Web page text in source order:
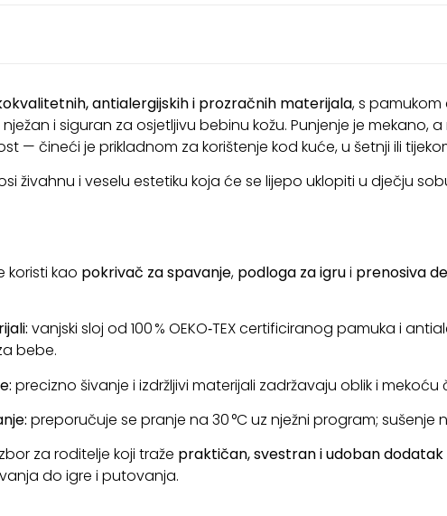
antialergijskih i prozračnih materijala, s
nježan i siguran za osjetljivu bebinu kožu. Punjenje je mekano,
— čineći je prikladnom za korištenje kod kuće, u šetnji ili
živahnu i veselu estetiku koja će se lijepo uklopiti u dječju
koristi kao pokrivač za spavanje, podloga za igrui prenosiva
vanjski sloj od 100 % OEKO‑TEX certificiranog pamuka i
bebe.
precizno šivanje i izdržljivi materijali zadržavaju oblik i mekoću
preporučuje se pranje na 30 °C uz nježni program; sušenje
za roditelje koji traže praktičan, svestran i udoban dodatak
do igre i putovanja.